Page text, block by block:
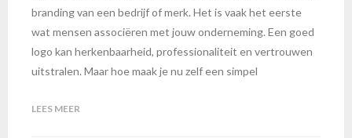
branding van een bedrijf of merk. Het is vaak het eerste
wat mensen associëren met jouw onderneming. Een goed
logo kan herkenbaarheid, professionaliteit en vertrouwen
uitstralen. Maar hoe maak je nu zelf een simpel
LEES MEER